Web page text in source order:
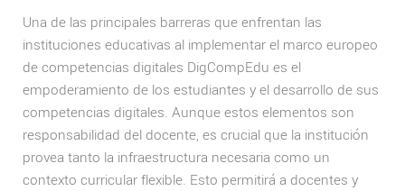
Una de las principales barreras que enfrentan las
instituciones educativas al implementar el marco europeo
de competencias digitales DigCompEdu es el
empoderamiento de los estudiantes y el desarrollo de sus
competencias digitales. Aunque estos elementos son
responsabilidad del docente, es crucial que la institución
provea tanto la infraestructura necesaria como un
contexto curricular flexible. Esto permitirá a docentes y